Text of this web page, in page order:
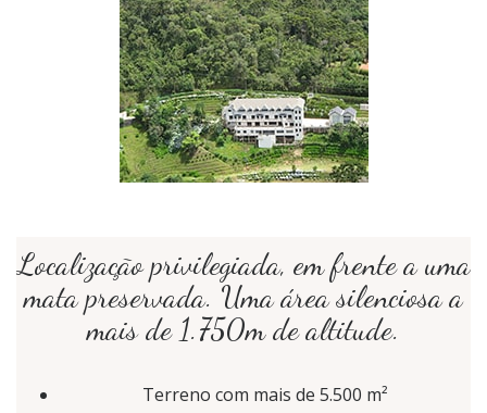
Localização privilegiada, em frente a uma
mata preservada. Uma área silenciosa a
mais de 1.750m de altitude.
Terreno com mais de 5.500 m²